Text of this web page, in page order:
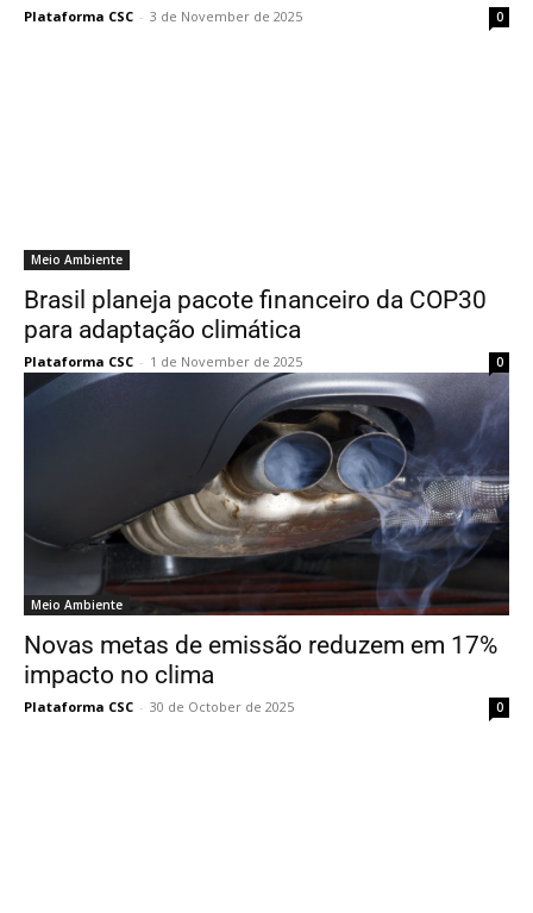
Plataforma CSC - 3 de November de 2025 0
Meio Ambiente
Brasil planeja pacote financeiro da COP30
para adaptação climática
Plataforma CSC - 1 de November de 2025 0
Meio Ambiente
Novas metas de emissão reduzem em 17%
impacto no clima
Plataforma CSC - 30 de October de 2025 0